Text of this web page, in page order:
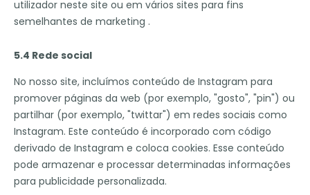
utilizador neste site ou em vários sites para fins
semelhantes de marketing .
5.4 Rede social
No nosso site, incluímos conteúdo de Instagram para
promover páginas da web (por exemplo, "gosto", "pin") ou
partilhar (por exemplo, "twittar") em redes sociais como
Instagram. Este conteúdo é incorporado com código
derivado de Instagram e coloca cookies. Esse conteúdo
pode armazenar e processar determinadas informações
para publicidade personalizada.